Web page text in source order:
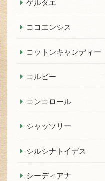
ゲルダエ
ココエンシス
コットンキャンディー
コルビー
コンコロール
シャッツリー
シルシナトイデス
シーディアナ